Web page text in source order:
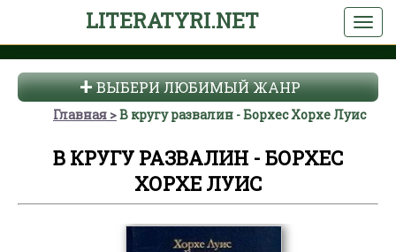
LITERATYRI.NET
ВЫБЕРИ ЛЮБИМЫЙ ЖАНР
Главная В кругу развалин - Борхес Хорхе Луис
В КРУГУ РАЗВАЛИН - БОРХЕС
ХОРХЕ ЛУИС